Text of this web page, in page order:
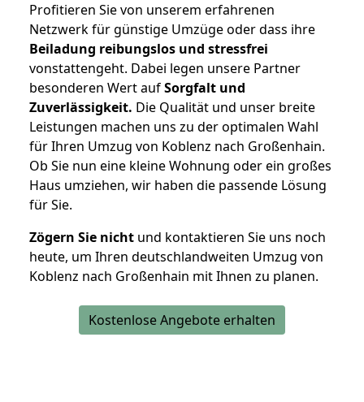
Profitieren Sie von unserem erfahrenen
Netzwerk für günstige Umzüge oder dass ihre
Beiladung reibungslos und stressfrei
vonstattengeht. Dabei legen unsere Partner
besonderen Wert aufSorgfalt und
Zuverlässigkeit. Die Qualität und unser breite
Leistungen machen uns zu der optimalen Wahl
für Ihren Umzug von Koblenz nach Großenhain.
Ob Sie nun eine kleine Wohnung oder ein großes
Haus umziehen, wir haben die passende Lösung
für Sie.
Zögern Sie nicht und kontaktieren Sie uns noch
heute, um Ihren deutschlandweiten Umzug von
Koblenz nach Großenhain mit Ihnen zu planen.
Kostenlose Angebote erhalten